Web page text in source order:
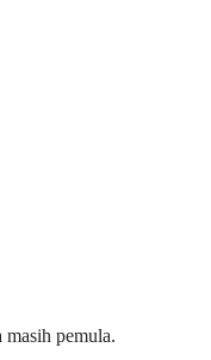
masih pemula.